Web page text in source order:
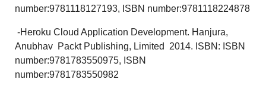
number:9781118127193, ISBN number:9781118224878
-Heroku Cloud Application Development. Hanjura,
Anubhav Packt Publishing, Limited 2014. ISBN: ISBN
number:9781783550975, ISBN
number:9781783550982